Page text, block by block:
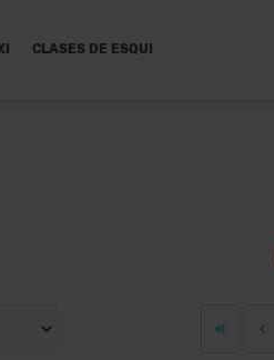
CLASES DE ESQUI
« ‹